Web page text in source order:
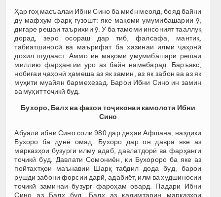
Ҳар гоҳ масъалаи Ибни Сино ба миён меояд, бояд байни
ду мафҳум фарқ гузошт: яке мақоми умумибашарии ӯ,
дигаре решаи таърихии ӯ. Ӯ ба тамоми инсоният тааллуқ
дорад, зеро осораш дар тиб, фалсафа, мантиқ,
табиатшиносӣ ва маърифат ба хазинаи илми ҷаҳонӣ
дохил шудааст. Аммо ин мақоми умумибашарӣ решаи
миллию фарҳангии ӯро аз байн намебарад. Баръакс,
нобиғаи ҷаҳонӣ ҳамеша аз як замин, аз як забон ва аз як
муҳити муайян бармехезад. Барои Ибни Сино ин замин
ва муҳит тоҷикӣ буд.
Бухоро, Балх ва фазои тоҷиконаи камолоти Ибни
Сино
Абуалӣ ибни Сино соли 980 дар деҳаи Афшана, наздики
Бухоро ба дунё омад. Бухоро дар он давра яке аз
марказҳои бузурги илму адаб, давлатдорӣ ва фарҳанги
тоҷикӣ буд. Давлати Сомониён, ки Бухороро ба яке аз
пойтахтҳои маънавии Шарқ табдил дода буд, барои
рушди забони форсии дарӣ, адабиёт, илм ва худшиносии
тоҷикӣ заминаи бузург фароҳам овард. Падари Ибни
Сино аз Балх буд. Балх аз қадимтарин марказҳои